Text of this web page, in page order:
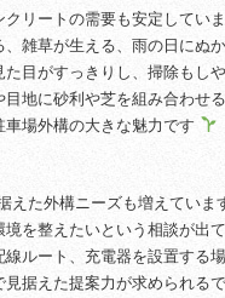
リートの需要も安定してい
雑草が生える、雨の日にぬ
目がすっきりし、掃除もし
地に砂利や芝を組み合わせ
場外構の大きな魅力です
えた外構ニーズも増えていま
を整えたいという相談が出
ルート、充電器を設置する
据えた提案力が求められる